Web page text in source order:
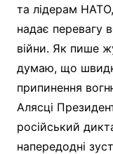
та лідерам
надає перевагу
війни. Як пише
думаю, що
припинення
Алясці
російський
напередодні